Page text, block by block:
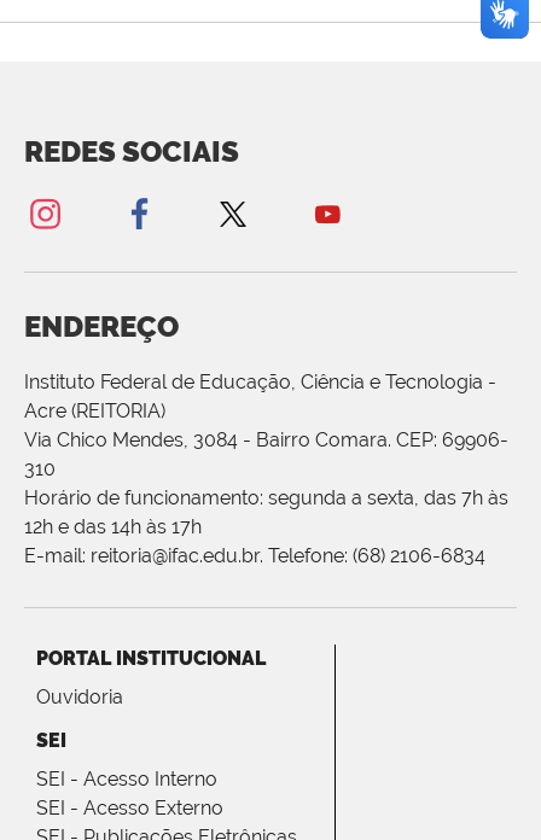
REDES SOCIAIS
ENDEREÇO
Instituto Federal de Educação, Ciência e Tecnologia -
Acre (REITORIA)
Via Chico Mendes, 3084 - Bairro Comara. CEP: 69906-
310
Horário de funcionamento: segunda a sexta, das 7h às
12h e das 14h às 17h
E-mail: reitoria@ifac.edu.br. Telefone: (68) 2106-6834
PORTAL INSTITUCIONAL
Ouvidoria
SEI
SEI - Acesso Interno
SEI - Acesso Externo